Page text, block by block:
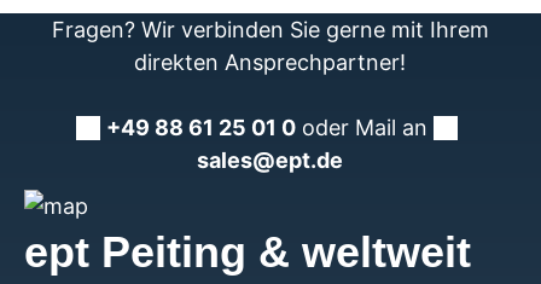
Fragen? Wir verbinden Sie gerne mit Ihrem
direkten Ansprechpartner!
+49 88 61 25 01 0 oder Mail an
sales@ept.de
ept Peiting & weltweit